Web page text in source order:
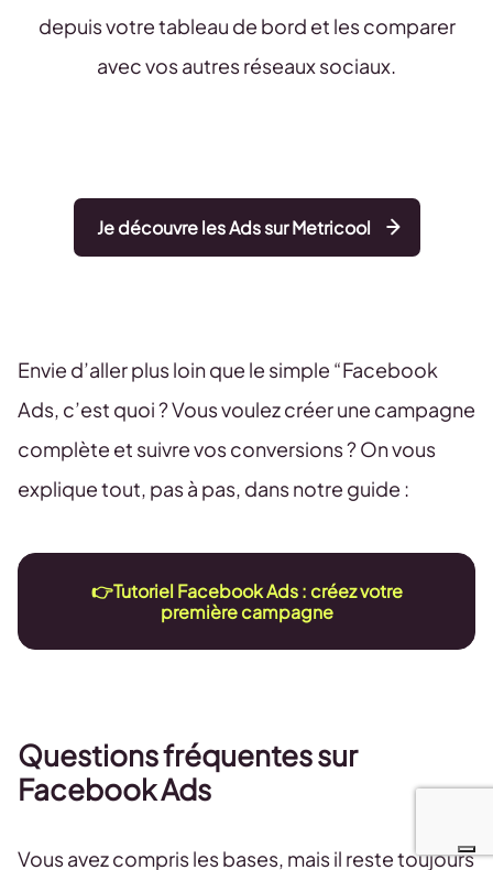
depuis votre tableau de bord et les comparer
avec vos autres réseaux sociaux.
Je découvre les Ads sur Metricool
Envie d’aller plus loin que le simple “Facebook
Ads, c’est quoi ? Vous voulez créer une campagne
complète et suivre vos conversions ? On vous
explique tout, pas à pas, dans notre guide :
👉Tutoriel Facebook Ads : créez votre
première campagne
Questions fréquentes sur
Facebook Ads
Vous avez compris les bases, mais il reste toujours